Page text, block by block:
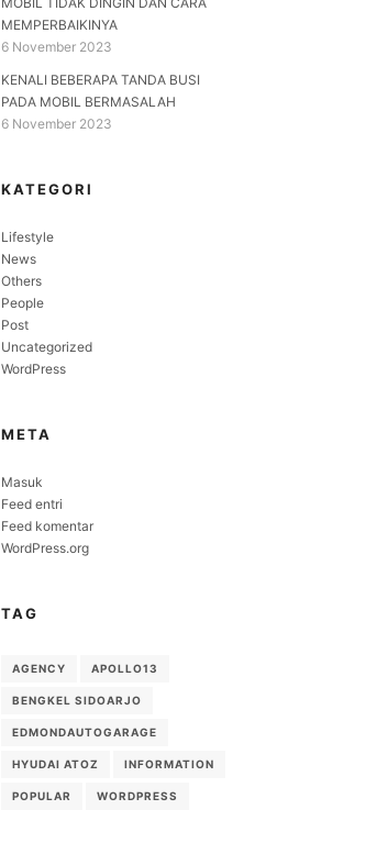
MEMPERBAIKINYA
6 November 2023
KENALI BEBERAPA TANDA BUSI
PADA MOBIL BERMASALAH
6 November 2023
KATEGORI
Lifestyle
News
Others
People
Post
Uncategorized
WordPress
META
Masuk
Feed entri
Feed komentar
WordPress.org
TAG
AGENCY APOLLO13
BENGKEL SIDOARJO
EDMONDAUTOGARAGE
HYUDAI ATOZ INFORMATION
POPULAR WORDPRESS